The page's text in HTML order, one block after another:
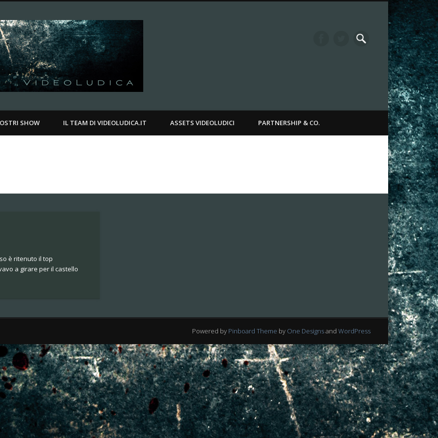
SHOW IL TEAM DI VIDEOLUDICA.IT ASSETS VIDEOLUDICI PARTNERSHIP & CO.
è ritenuto il top
a girare per il castello
Powered by Pinboard Theme by One Designsand WordPress